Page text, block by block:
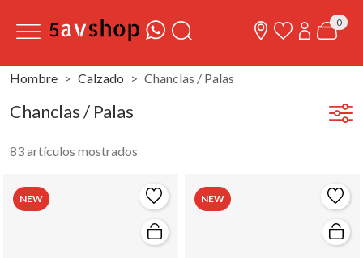
0
Hombre Calzado Chanclas / Palas
Chanclas / Palas
83 artículos mostrados
NEW NEW